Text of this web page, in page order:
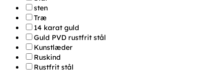
sten
Træ
14 karat guld
Guld PVD rustfrit stål
Kunstlæder
Ruskind
Rustfrit stål